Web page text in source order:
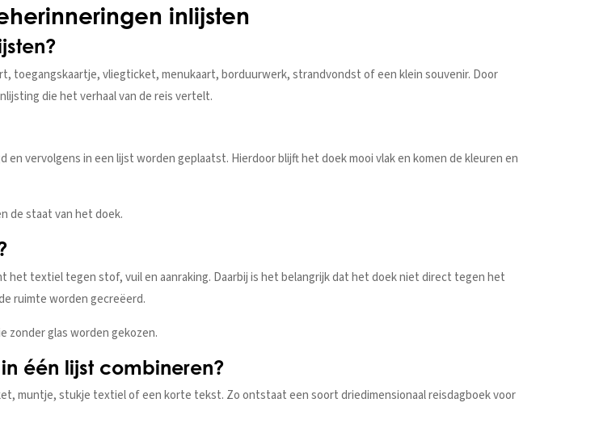
inlijsten
toegangskaartje, vliegticket, menukaart, borduurwerk, strandvondst of een klein souvenir. Door
die het verhaal van de reis vertelt.
vervolgens in een lijst worden geplaatst. Hierdoor blijft het doek mooi vlak en komen de kleuren en
de staat van het doek.
het textiel tegen stof, vuil en aanraking. Daarbij is het belangrijk dat het doek niet direct tegen het
ruimte worden gecreëerd.
zonder glas worden gekozen.
één lijst combineren?
muntje, stukje textiel of een korte tekst. Zo ontstaat een soort driedimensionaal reisdagboek voor